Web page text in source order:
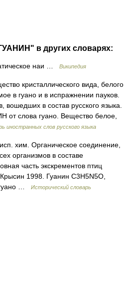
в других словарях:
наи … Википедия
кристаллического вида, белого
в гуано и в испражнении пауков.
вошедших в состав русского языка.
от слова гуано. Вещество белое,
иностранных слов русского языка
хим. Органическое соединение,
организмов в составе
часть экскрементов птиц
1998. Гуанин C3H5N5O,
…
Исторический словарь